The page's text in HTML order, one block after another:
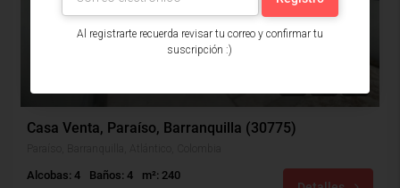
Casa Venta, Paraíso, Barranquilla (30775)
Alcobas: 4 Baños: 4
m²: 240
Al registrarte recuerda revisar tu correo y confirmar tu
suscripción :)